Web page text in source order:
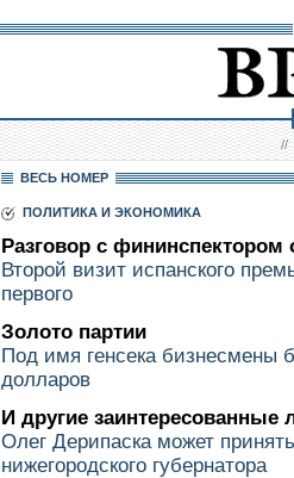
//
ВЕСЬ НОМЕР
ПОЛИТИКА И ЭКОНОМИКА
Разговор с фининспектором
Второй визит испанского
первого
Золото партии
Под имя генсека бизнесмены
долларов
И другие заинтересованные
Олег Дерипаска может
нижегородского губернатора